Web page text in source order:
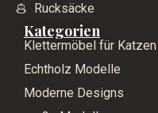
Rucksäcke
Kategorien
Klettermöbel für Katzen
Echtholz Modelle
Moderne Designs